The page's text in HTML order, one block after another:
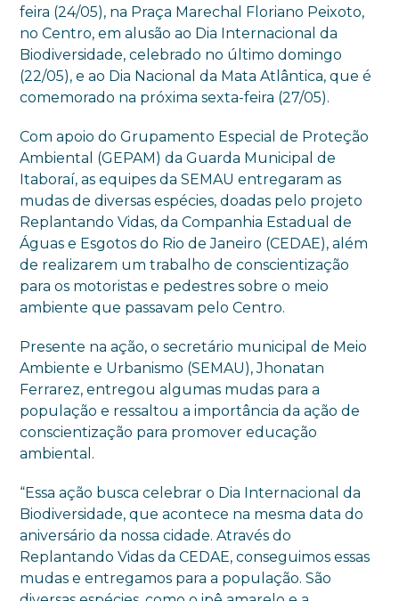
feira (24/05), na Praça Marechal Floriano Peixoto,
no Centro, em alusão ao Dia Internacional da
Biodiversidade, celebrado no último domingo
(22/05), e ao Dia Nacional da Mata Atlântica, que é
comemorado na próxima sexta-feira (27/05).
Com apoio do Grupamento Especial de Proteção
Ambiental (GEPAM) da Guarda Municipal de
Itaboraí, as equipes da SEMAU entregaram as
mudas de diversas espécies, doadas pelo projeto
Replantando Vidas, da Companhia Estadual de
Águas e Esgotos do Rio de Janeiro (CEDAE), além
de realizarem um trabalho de conscientização
para os motoristas e pedestres sobre o meio
ambiente que passavam pelo Centro.
Presente na ação, o secretário municipal de Meio
Ambiente e Urbanismo (SEMAU), Jhonatan
Ferrarez, entregou algumas mudas para a
população e ressaltou a importância da ação de
conscientização para promover educação
ambiental.
“Essa ação busca celebrar o Dia Internacional da
Biodiversidade, que acontece na mesma data do
aniversário da nossa cidade. Através do
Replantando Vidas da CEDAE, conseguimos essas
mudas e entregamos para a população. São